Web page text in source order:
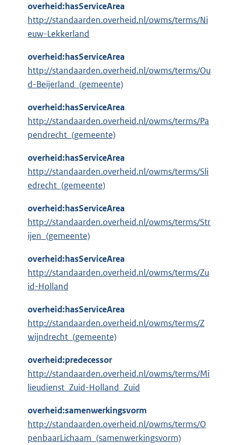
overheid:hasServiceArea
http://standaarden.overheid.nl/owms/terms/Ni
euw-Lekkerland
overheid:hasServiceArea
http://standaarden.overheid.nl/owms/terms/Ou
d-Beijerland_(gemeente)
overheid:hasServiceArea
http://standaarden.overheid.nl/owms/terms/Pa
pendrecht_(gemeente)
overheid:hasServiceArea
http://standaarden.overheid.nl/owms/terms/Sli
edrecht_(gemeente)
overheid:hasServiceArea
http://standaarden.overheid.nl/owms/terms/Str
ijen_(gemeente)
overheid:hasServiceArea
http://standaarden.overheid.nl/owms/terms/Zu
id-Holland
overheid:hasServiceArea
http://standaarden.overheid.nl/owms/terms/Z
wijndrecht_(gemeente)
overheid:predecessor
http://standaarden.overheid.nl/owms/terms/Mi
lieudienst_Zuid-Holland_Zuid
overheid:samenwerkingsvorm
http://standaarden.overheid.nl/owms/terms/O
penbaarLichaam_(samenwerkingsvorm)